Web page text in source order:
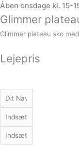
Åben onsdage kl. 15-
Glimmer
Glimmer plateau sko
Lejepris